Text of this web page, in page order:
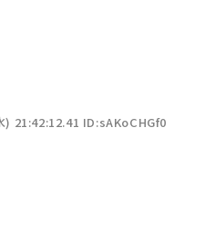
21:42:12.41 ID:sAKoCHGf0